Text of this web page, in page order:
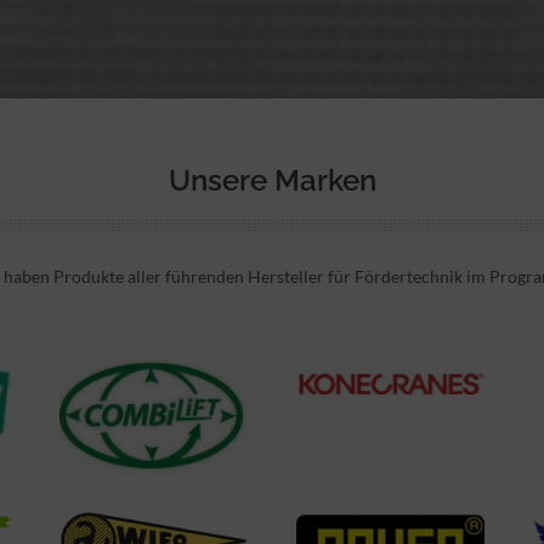
Unsere Marken
Produkte aller führenden Hersteller für Fördertechnik im